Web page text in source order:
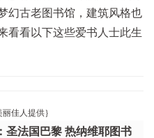
幻古老图书馆，建筑风格也
看看以下这些爱书人士此生
佳人提供｝
圣法国巴黎 热纳维耶图书